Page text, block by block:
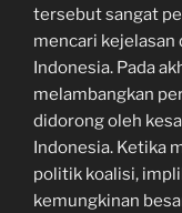
tersebut sangat
mencari
Indonesia. Pada
melambangkan
didorong oleh
Indonesia. Ketika
politik koalisi,
kemungkinan